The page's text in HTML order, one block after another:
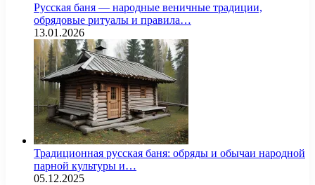
Русская баня — народные веничные традиции,
обрядовые ритуалы и правила…
13.01.2026
Традиционная русская баня: обряды и обычаи народной
парной культуры и…
05.12.2025